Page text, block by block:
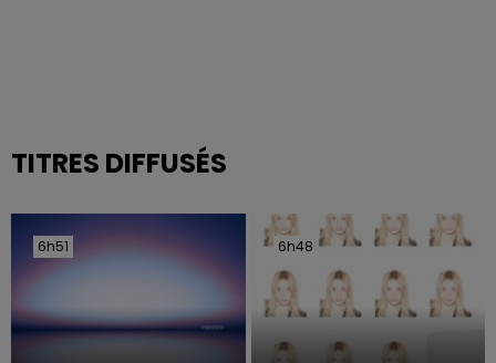
TITRES DIFFUSÉS
6h51
6h51 6h48
6h48